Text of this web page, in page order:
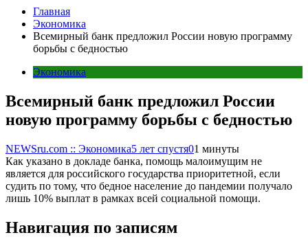
Главная
Экономика
Всемирный банк предложил России новую программу
борьбы с бедностью
Экономика
Всемирный банк предложил России
новую программу борьбы с бедностью
NEWSru.com :: Экономика5 лет спустя01 минуты
Как указано в докладе банка, помощь малоимущим не
является для российского государства приоритетной, если
судить по тому, что бедное население до пандемии получало
лишь 10% выплат в рамках всей социальной помощи.
Навигация по записям